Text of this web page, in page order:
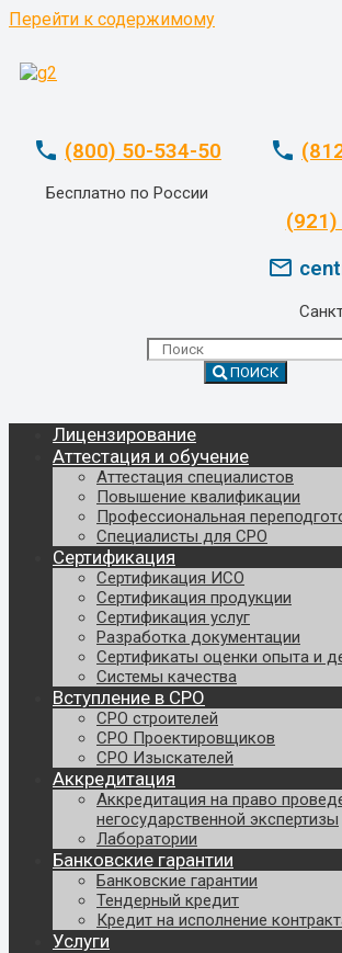
Перейти к содержимому
phone (800) 50-534-50
Бесплатно по России
phone
mail_outline
ПОИСК
Лицензирование
Аттестация и обучение
Аттестация специалистов
Повышение квалификации
Профессиональная
Специалисты для СРО
Сертификация
Сертификация ИСО
Сертификация продукции
Сертификация услуг
Разработка документации
Сертификаты оценки опыта и
Системы качества
Вступление в СРО
СРО строителей
СРО Проектировщиков
СРО Изыскателей
Аккредитация
Аккредитация на право
негосударственной экспертизы
Лаборатории
Банковские гарантии
Банковские гарантии
Тендерный кредит
Кредит на исполнение
Услуги